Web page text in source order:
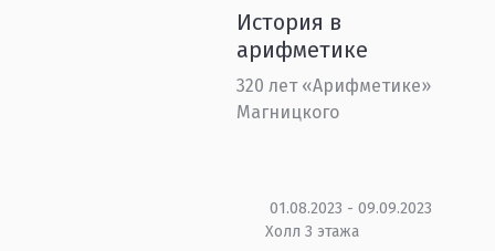
История в
арифметике
320 лет «Арифметике»
Магницкого
01.08.2023 - 09.09.2023
Холл 3 этажа